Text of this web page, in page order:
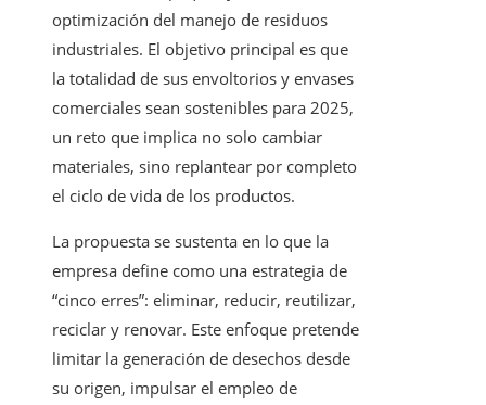
optimización del manejo de residuos
industriales. El objetivo principal es que
la totalidad de sus envoltorios y envases
comerciales sean sostenibles para 2025,
un reto que implica no solo cambiar
materiales, sino replantear por completo
el ciclo de vida de los productos.
La propuesta se sustenta en lo que la
empresa define como una estrategia de
“cinco erres”: eliminar, reducir, reutilizar,
reciclar y renovar. Este enfoque pretende
limitar la generación de desechos desde
su origen, impulsar el empleo de